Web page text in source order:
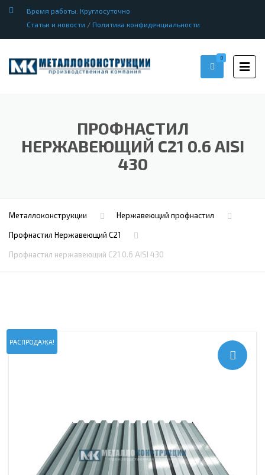
Время работы: Круглосуточно
Статьи и новости / Политика конфиденциальности
0
ПРОФНАСТИЛ
НЕРЖАВЕЮЩИЙ С21 0.6 AISI
430
Металлоконструкции Нержавеющий профнастил
Профнастил Hержавеющий С21
Профнастил нержавеющий С21 0.6 AISI 430
РАСПРОДАЖА!